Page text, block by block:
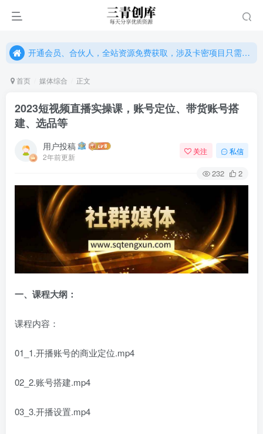
开通会员、合伙人，全站资源免费获取，涉及卡密项目只需单独购卡密（位置：网站右下悬浮按钮）
开通会员、合伙人，全站资源免费获取，涉及卡密项目只需单独购卡密（位置：网站右下悬浮按钮）
首页 媒体综合 正文
2023短视频直播实操课，账号定位、带货账号搭
建、选品等
用户投稿
2年前更新
关注 私信
232 2
一、 课程大纲：
课程内容：
01_1.开播账号的商业定位.mp4
02_2.账号搭建.mp4
03_3.开播设置.mp4